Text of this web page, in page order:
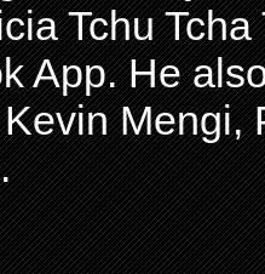
Tchu
App. He
Mengi,